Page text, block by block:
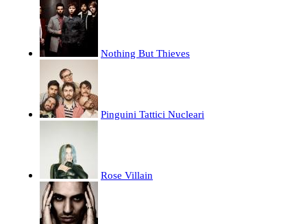
Nothing But Thieves
Pinguini Tattici Nucleari
Rose Villain